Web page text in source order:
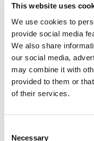
This website uses
We use cookies to
provide social media
We also share
our social media,
may combine it with
provided to them or
of their services.
Selection
Necessary
con opciones que
formales como en
Vestidos
Los vestidos largos
presencia sin
fluida y su diseño
realza con escotes